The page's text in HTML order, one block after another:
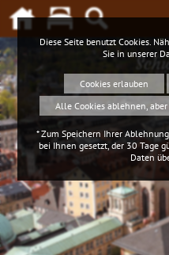
Diese Seite benutzt Cookies.
Sie in unserer
Cookies erlauben
Alle Cookies ablehnen,
* Zum Speichern Ihrer
bei Ihnen gesetzt, der 30 Tage
Daten